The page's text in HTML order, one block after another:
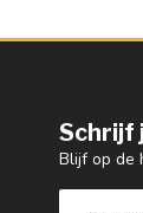
Schrijf
Blijf op de